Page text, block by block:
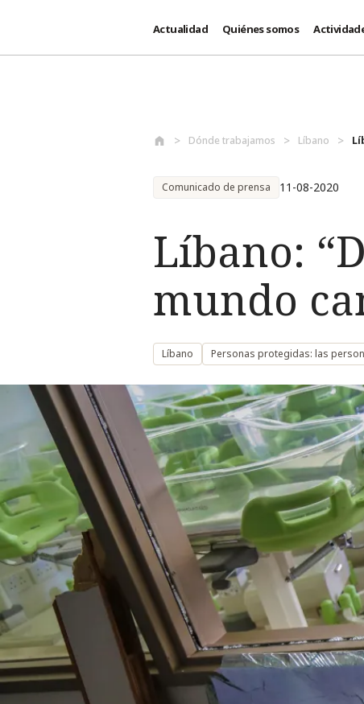
Actualidad Quiénes somos
Dónde trabajamos Líbano
Comunicado de prensa 11-08-2020
Líbano:
mundo
Líbano Personas protegidas: las